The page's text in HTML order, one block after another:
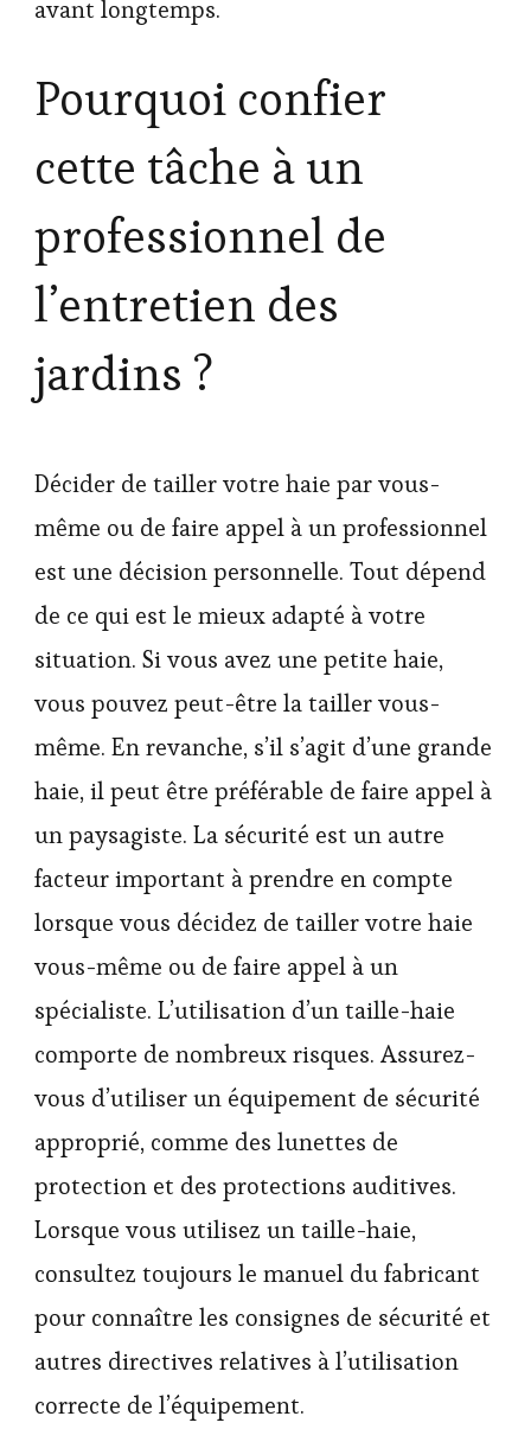
avant longtemps.
Pourquoi confier
cette tâche à un
professionnel de
l’entretien des
jardins ?
Décider de tailler votre haie par vous-
même ou de faire appel à un professionnel
est une décision personnelle. Tout dépend
de ce qui est le mieux adapté à votre
situation. Si vous avez une petite haie,
vous pouvez peut-être la tailler vous-
même. En revanche, s’il s’agit d’une grande
haie, il peut être préférable de faire appel à
un paysagiste. La sécurité est un autre
facteur important à prendre en compte
lorsque vous décidez de tailler votre haie
vous-même ou de faire appel à un
spécialiste. L’utilisation d’un taille-haie
comporte de nombreux risques. Assurez-
vous d’utiliser un équipement de sécurité
approprié, comme des lunettes de
protection et des protections auditives.
Lorsque vous utilisez un taille-haie,
consultez toujours le manuel du fabricant
pour connaître les consignes de sécurité et
autres directives relatives à l’utilisation
correcte de l’équipement.